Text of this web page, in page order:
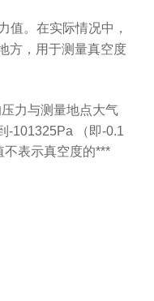
值。在实际情况中，
方，用于测量真空度
力与测量地点大气
-101325Pa （即-0.1
不表示真空度的***